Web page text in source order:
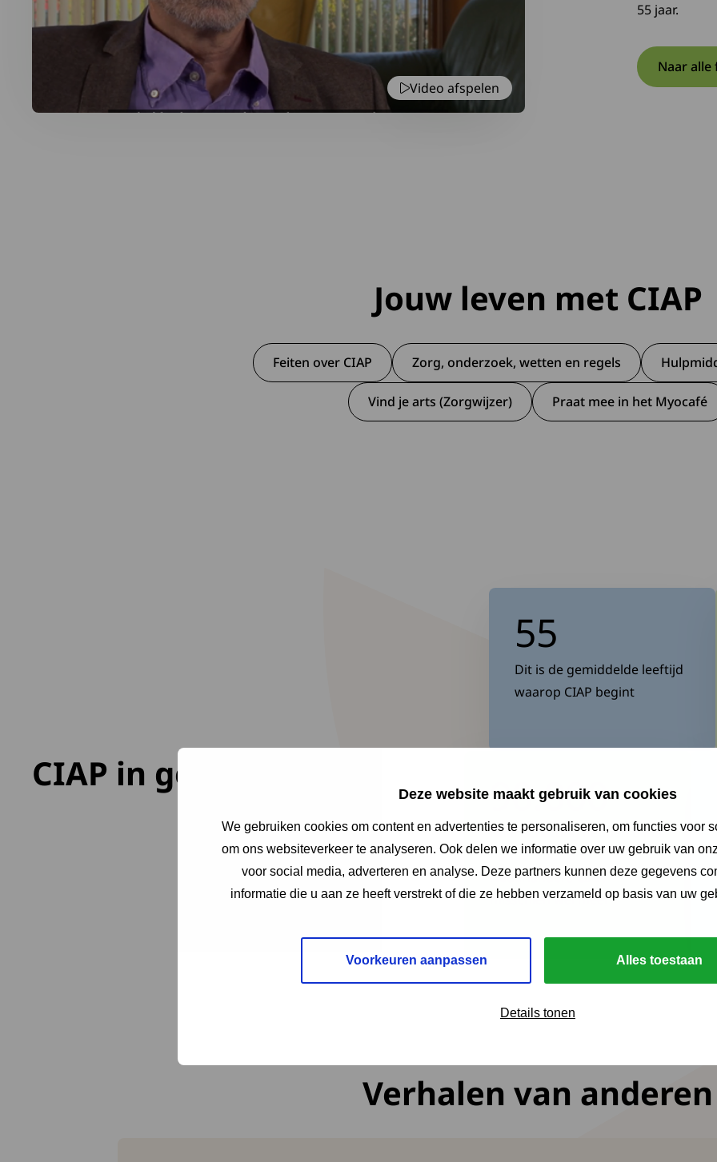
Deze website maakt gebruik van cookies
We gebruiken cookies om content en advertenties te personaliseren, om functies voor
om ons websiteverkeer te analyseren. Ook delen we informatie over uw gebruik van
voor social media, adverteren en analyse. Deze partners kunnen deze gegevens
informatie die u aan ze heeft verstrekt of die ze hebben verzameld op basis van uw
Voorkeuren aanpassen Alles toestaan
Details tonen
55 jaar.
Naar alle
Video afspelen
Jouw leven met CIAP
Feiten over CIAP Zorg, onderzoek, wetten en regels
Vind je arts (Zorgwijzer) Praat mee in het Myocafé
CIAP in getallen
55
Dit is de gemiddelde leeftijd
waarop CIAP begint
90.000
Naar schatting hebben bijna
honderdduizend
Nederlanders CIAP,
misschien wel meer
Verhalen van anderen